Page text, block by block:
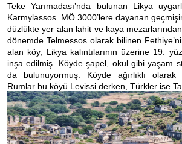
Teke Yarımadası’nda bulunan Likya
Karmylassos. MÖ 3000’lere dayanan
düzlükte yer alan lahit ve kaya
dönemde Telmessos olarak bilinen
alan köy, Likya kalıntılarının üzerine 19.
inşa edilmiş. Köyde şapel, okul gibi yaşam
da bulunuyormuş. Köyde ağırlıklı olarak
Rumlar bu köyü Levissi derken, Türkler ise